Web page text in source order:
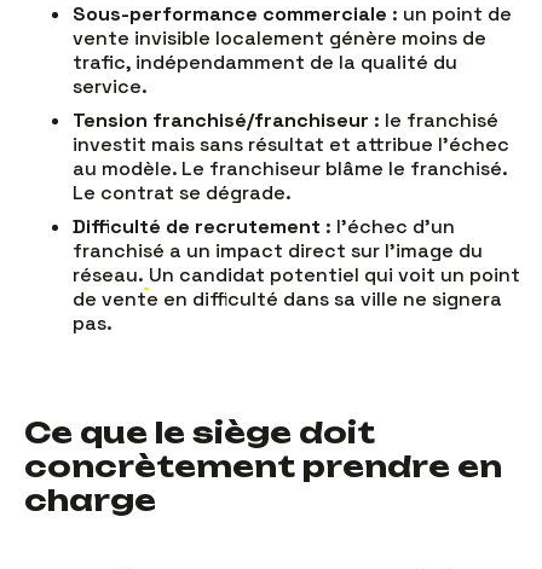
Sous-performance commerciale : un point de
vente invisible localement génère moins de
trafic, indépendamment de la qualité du
service.
Tension franchisé/franchiseur : le franchisé
investit mais sans résultat et attribue l'échec
au modèle. Le franchiseur blâme le franchisé.
Le contrat se dégrade.
Difficulté de recrutement : l'échec d'un
franchisé a un impact direct sur l'image du
réseau. Un candidat potentiel qui voit un point
de vente en difficulté dans sa ville ne signera
pas.
Ce que le siège doit
concrètement prendre en
charge